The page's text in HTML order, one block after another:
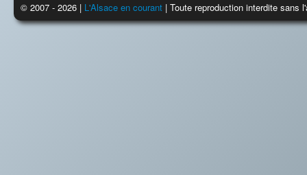
© 2007 - 2026 | L'Alsace en courant | Toute reproduction interdite sans